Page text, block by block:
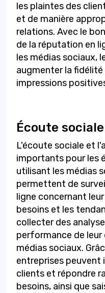
les plaintes des
et de manière
relations. Avec le
de la réputation en
les médias sociaux,
augmenter la
impressions
Écoute
L'écoute sociale et
importants pour les
utilisant les médias
permettent de
ligne concernant
besoins et les
collecter des
performance de
médias sociaux.
entreprises peuvent
clients et répondre
besoins, ainsi que